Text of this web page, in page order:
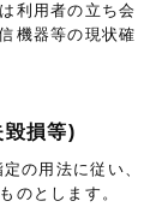
利用者の立ち会
機器等の現状確
毀損等)
の用法に従い、
のとします。